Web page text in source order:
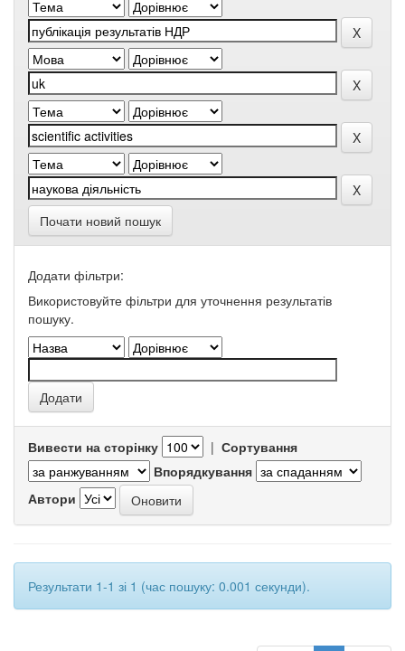
Почати новий пошук
Додати фільтри:
Використовуйте фільтри для уточнення результатів
пошуку.
Вивести на сторінку | Сортування
Впорядкування
Автори
Результати 1-1 зі 1 (час пошуку: 0.001 секунди).